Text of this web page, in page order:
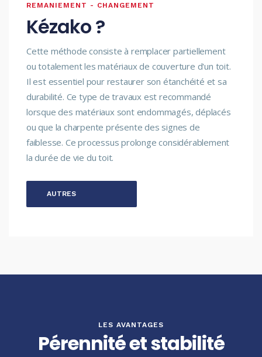
REMANIEMENT - CHANGEMENT
Kézako ?
Cette méthode consiste à remplacer partiellement
ou totalement les matériaux de couverture d'un toit.
Il est essentiel pour restaurer son étanchéité et sa
durabilité. Ce type de travaux est recommandé
lorsque des matériaux sont endommagés, déplacés
ou que la charpente présente des signes de
faiblesse. Ce processus prolonge considérablement
la durée de vie du toit.
AUTRES
LES AVANTAGES
Pérennité et stabilité